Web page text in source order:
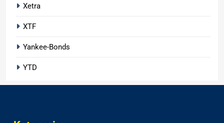
Xetra
XTF
Yankee-Bonds
YTD